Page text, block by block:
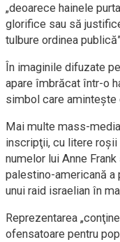
„deoarece hainele
glorifice sau să
tulbure ordinea
În imaginile difuzate
apare îmbrăcat într-o
simbol care
Mai multe mass-
inscripţii, cu litere roşii
numelor lui Anne
palestino-americană
unui raid israelian în
Reprezentarea
ofensatoare pentru